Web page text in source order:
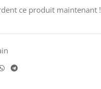
ce produit maintenant !